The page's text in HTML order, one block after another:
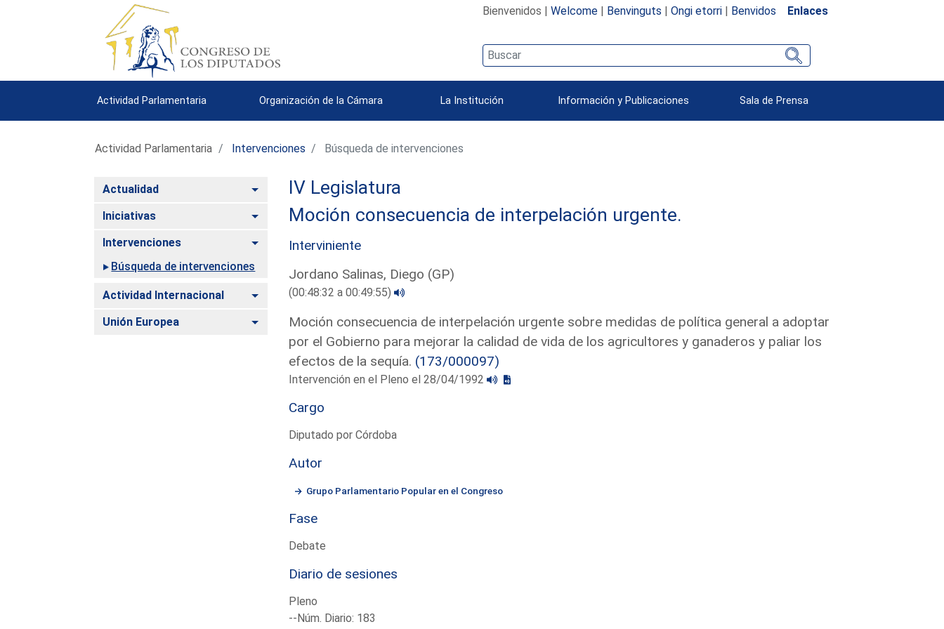
Bienvenidos | Welcome| Benvinguts | Ongi etorri| Benvidos Enlaces
Actividad Parlamentaria Organización de la Cámara La Institución Información y Publicaciones Sala de Prensa
Actividad Parlamentaria Intervenciones Búsqueda de intervenciones
Actualidad Alternar
Iniciativas Alternar
Intervenciones
Alternar
Búsqueda de intervenciones
Actividad Internacional Alternar
Unión Europea Alternar
IV Legislatura
Moción consecuencia de interpelación urgente.
Interviniente
Jordano Salinas, Diego (GP)
(00:48:32 a 00:49:55)
Moción consecuencia de interpelación urgente sobre medidas de política general a adoptar
por el Gobierno para mejorar la calidad de vida de los agricultores y ganaderos y paliar los
efectos de la sequía. (173/000097)
Intervención en el Pleno el 28/04/1992
Cargo
Diputado por Córdoba
Autor
Grupo Parlamentario Popular en el Congreso
Fase
Debate
Diario de sesiones
Pleno
--Núm. Diario: 183